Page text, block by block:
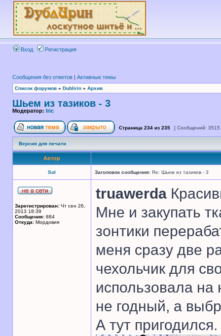
Вход Регистрация
Сообщения без ответов | Активные темы
Список форумов » Dublirin » Архив
Шьем из тазиков - 3
Модератор: Iric
Страница 234 из 235 [ Сообщений:
Версия для печати
Автор
Sol Заголовок сообщения: Re: Шьем из тазиков - 3
Зарегистрирован: Чт сен 26,
2013 18:39
Сообщения: 884
Откуда: Мордовия
truawerda
Мне и закупать
зонтики
меня сразу две
чехольчик для
использовала
не годный, а
А тут пригодился.